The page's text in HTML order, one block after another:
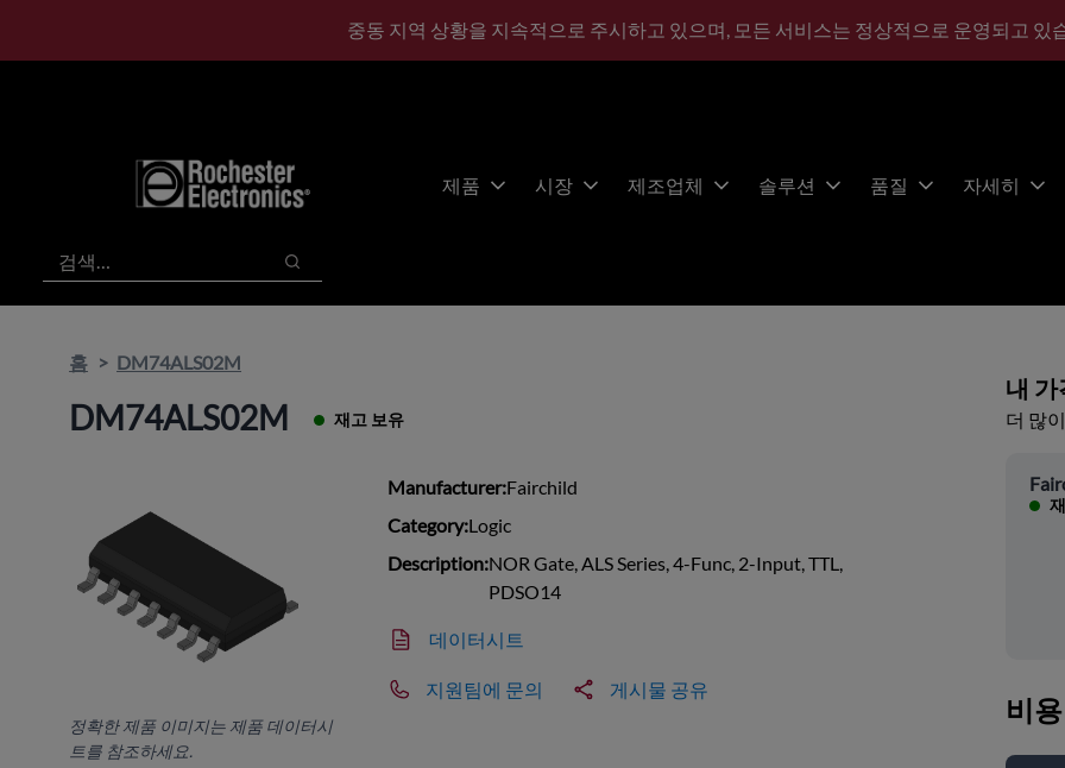
중동 지역 상황을 지속적으로 주시하고 있으며, 모든 서비스는 정상적으로 운영되고 있
제품 시장 제조업체 솔루션 품질 자세히
검색
검색
홈 DM74ALS02M
DM74ALS02M 재고 보유
정확한 제품 이미지는 제품 데이터시
트를 참조하세요.
Manufacturer:Fairchild
Category:Logic
Description:NOR Gate, ALS Series, 4-Func, 2-Input, TTL,
PDSO14
데이터시트
지원팀에 문의 게시물 공유
내 가
더 많
비용